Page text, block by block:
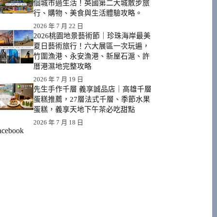
個城市過生活！英國第二大城散步旅
行、購物、美食與生活體驗攻略。
2026 年 7 月 22 日
2026桃園地景藝術節｜珍珠海岸最美
夏日藝術旅行！六大展區一次玩遍，
竹圍漁港、永安漁港、新屋石滬、許
厝港濕地完整攻略
2026 年 7 月 19 日
先生手作千層 義享誠品店｜高雄千層
蛋糕推薦，27層法式千層、季節水果
蛋糕，義享天地下午茶必吃甜點
2026 年 7 月 18 日